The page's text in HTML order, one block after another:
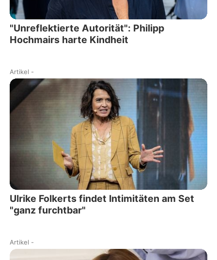
"Unreflektierte Autorität": Philipp
Hochmairs harte Kindheit
Artikel -
Ulrike Folkerts findet Intimitäten am Set
"ganz furchtbar"
Artikel -